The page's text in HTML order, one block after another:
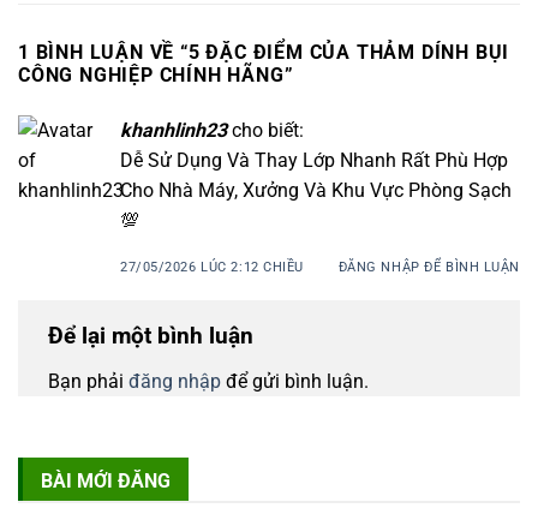
1 BÌNH LUẬN VỀ “5 ĐẶC ĐIỂM CỦA THẢM DÍNH BỤI
CÔNG NGHIỆP CHÍNH HÃNG”
khanhlinh23 cho biết:
Dễ Sử Dụng Và Thay Lớp Nhanh Rất Phù Hợp
Cho Nhà Máy, Xưởng Và Khu Vực Phòng Sạch
💯
27/05/2026 LÚC 2:12 CHIỀU ĐĂNG NHẬP ĐỂ BÌNH LUẬN
Để lại một bình luận
Bạn phải đăng nhập để gửi bình luận.
BÀI MỚI ĐĂNG